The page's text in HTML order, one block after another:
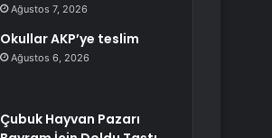
Ağustos 7, 2026
Okullar AKP’ye teslim
Ağustos 6, 2026
Çubuk Hayvan Pazarı